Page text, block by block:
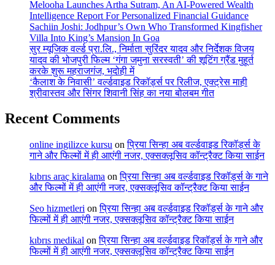
Melooha Launches Artha Sutram, An AI-Powered Wealth
Intelligence Report For Personalized Financial Guidance
Sachiin Joshi: Jodhpur’s Own Who Transformed Kingfisher
Villa Into King’s Mansion In Goa
सुर म्यूजिक वर्ल्ड प्रा.लि., निर्माता सुरिंदर यादव और निर्देशक विजय
यादव की भोजपुरी फिल्म ‘गंगा जमुना सरस्वती’ की शूटिंग ग्रैंड मुहूर्त
करके शुरू महराजगंज, भदोही में
‘कैलाश के निवासी’ वर्ल्डवाइड रिकॉर्ड्स पर रिलीज, एक्ट्रेस माही
श्रीवास्तव और सिंगर शिवानी सिंह का नया बोलबम गीत
Recent Comments
online ingilizce kursu onप्रिया सिन्हा अब वर्ल्डवाइड रिकॉर्ड्स के
गाने और फिल्मों में ही आएंगी नजर, एक्सक्लूसिव कॉन्ट्रैक्ट किया साईन
kıbrıs araç kiralama onप्रिया सिन्हा अब वर्ल्डवाइड रिकॉर्ड्स के गाने
और फिल्मों में ही आएंगी नजर, एक्सक्लूसिव कॉन्ट्रैक्ट किया साईन
Seo hizmetleri onप्रिया सिन्हा अब वर्ल्डवाइड रिकॉर्ड्स के गाने और
फिल्मों में ही आएंगी नजर, एक्सक्लूसिव कॉन्ट्रैक्ट किया साईन
kıbrıs medikal onप्रिया सिन्हा अब वर्ल्डवाइड रिकॉर्ड्स के गाने और
फिल्मों में ही आएंगी नजर, एक्सक्लूसिव कॉन्ट्रैक्ट किया साईन